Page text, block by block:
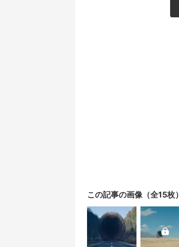
この記事の画像（全15枚）